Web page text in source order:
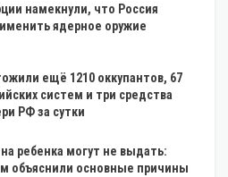
намекнули, что Россия
ядерное оружие
ещё 1210 оккупантов, 67
систем и три средства
РФ за сутки
ребенка могут не выдать:
объяснили основные причины